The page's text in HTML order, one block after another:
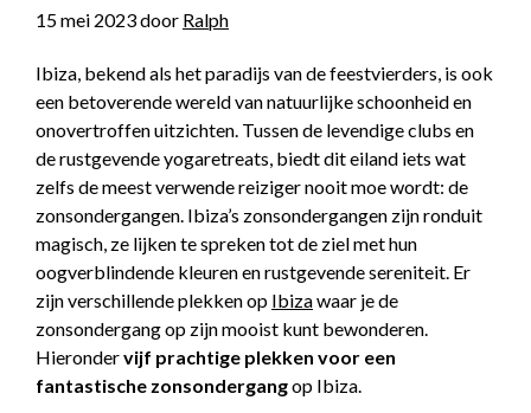
15 mei 2023door Ralph
Ibiza, bekend als het paradijs van de feestvierders, is ook
een betoverende wereld van natuurlijke schoonheid en
onovertroffen uitzichten. Tussen de levendige clubs en
de rustgevende yogaretreats, biedt dit eiland iets wat
zelfs de meest verwende reiziger nooit moe wordt: de
zonsondergangen. Ibiza’s zonsondergangen zijn ronduit
magisch, ze lijken te spreken tot de ziel met hun
oogverblindende kleuren en rustgevende sereniteit. Er
zijn verschillende plekken op Ibizawaar je de
zonsondergang op zijn mooist kunt bewonderen.
Hierondervijf prachtige plekken voor een
fantastische zonsondergangop Ibiza.